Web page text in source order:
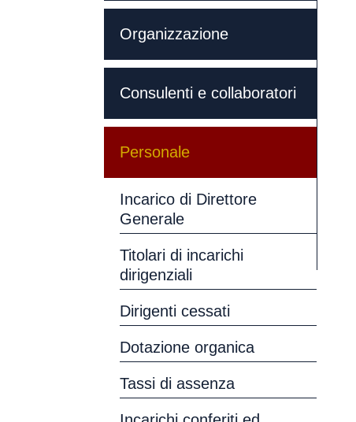
Organizzazione
Consulenti e collaboratori
Personale
Incarico di Direttore
Generale
Titolari di incarichi
dirigenziali
Dirigenti cessati
Dotazione organica
Tassi di assenza